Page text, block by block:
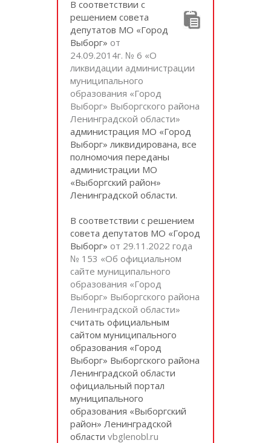
В соответствии с
решением совета
депутатов МО «Город
Выборг» от
24.09.2014г. № 6 «О
ликвидации администрации
муниципального
образования «Город
Выборг» Выборгского района
Ленинградской области»
администрация МО «Город
Выборг» ликвидирована, все
полномочия переданы
администрации МО
«Выборгский район»
Ленинградской области.
В соответствии с решением
совета депутатов МО «Город
Выборг» от 29.11.2022 года
№ 153 «Об официальном
сайте муниципального
образования «Город
Выборг» Выборгского района
Ленинградской области»
cчитать официальным
сайтом муниципального
образования «Город
Выборг» Выборгского района
Ленинградской области
официальный портал
муниципального
образования «Выборгский
район» Ленинградской
области vbglenobl.ru